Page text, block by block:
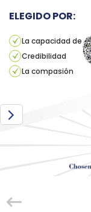
ELEGIDO POR:
La capacidad de
Credibilidad
La compasión